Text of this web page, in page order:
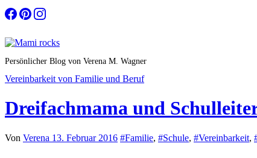
Zum
Inhalt
Persönlicher Blog von Verena M. Wagner
Vereinbarkeit von Familie und Beruf
Dreifachmama und
Von Verena 13. Februar 2016 #Familie, #Schule, #Vereinbarkeit,